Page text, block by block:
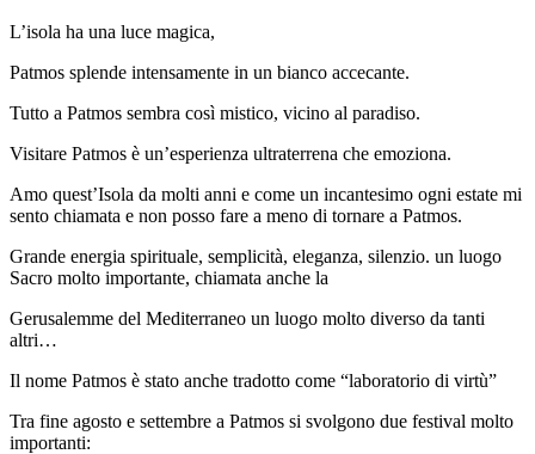
L’isola ha una luce magica,
Patmos splende intensamente in un bianco accecante.
Tutto a Patmos sembra così mistico, vicino al paradiso.
Visitare Patmos è un’esperienza ultraterrena che emoziona.
​Amo quest’Isola da molti anni e come un incantesimo ogni estate mi
sento chiamata e non posso fare a meno di tornare a Patmos.
​Grande energia spirituale, semplicità, eleganza, silenzio. un luogo
Sacro molto importante, chiamata anche la
Gerusalemme del Mediterraneo un luogo molto diverso da tanti
altri…
​Il nome Patmos è stato anche tradotto come “laboratorio di virtù”
Tra fine agosto e settembre a Patmos si svolgono due festival molto
importanti: